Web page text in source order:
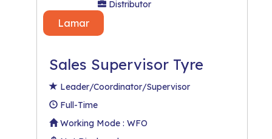
Distributor
Lamar
Sales Supervisor Tyre
Leader/Coordinator/Supervisor
Full-Time
Working Mode : WFO